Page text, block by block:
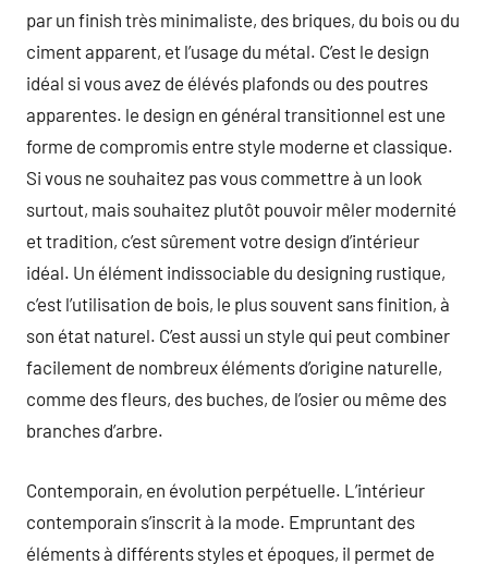
par un finish très minimaliste, des briques, du bois ou du
ciment apparent, et l’usage du métal. C’est le design
idéal si vous avez de élévés plafonds ou des poutres
apparentes. le design en général transitionnel est une
forme de compromis entre style moderne et classique.
Si vous ne souhaitez pas vous commettre à un look
surtout, mais souhaitez plutôt pouvoir mêler modernité
et tradition, c’est sûrement votre design d’intérieur
idéal. Un élément indissociable du designing rustique,
c’est l’utilisation de bois, le plus souvent sans finition, à
son état naturel. C’est aussi un style qui peut combiner
facilement de nombreux éléments d’origine naturelle,
comme des fleurs, des buches, de l’osier ou même des
branches d’arbre.
Contemporain, en évolution perpétuelle. L’intérieur
contemporain s’inscrit à la mode. Empruntant des
éléments à différents styles et époques, il permet de